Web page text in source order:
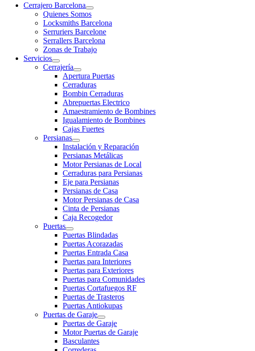
Cerrajero Barcelona
Quienes Somos
Locksmiths Barcelona
Serruriers Barcelone
Serrallers Barcelona
Zonas de Trabajo
Servicios
Cerrajería
Apertura Puertas
Cerraduras
Bombin Cerraduras
Abrepuertas Electrico
Amaestramiento de Bombines
Igualamiento de Bombines
Cajas Fuertes
Persianas
Instalación y Reparación
Persianas Metálicas
Motor Persianas de Local
Cerraduras para Persianas
Eje para Persianas
Persianas de Casa
Motor Persianas de Casa
Cinta de Persianas
Caja Recogedor
Puertas
Puertas Blindadas
Puertas Acorazadas
Puertas Entrada Casa
Puertas para Interiores
Puertas para Exteriores
Puertas para Comunidades
Puertas Cortafuegos RF
Puertas de Trasteros
Puertas Antiokupas
Puertas de Garaje
Puertas de Garaje
Motor Puertas de Garaje
Basculantes